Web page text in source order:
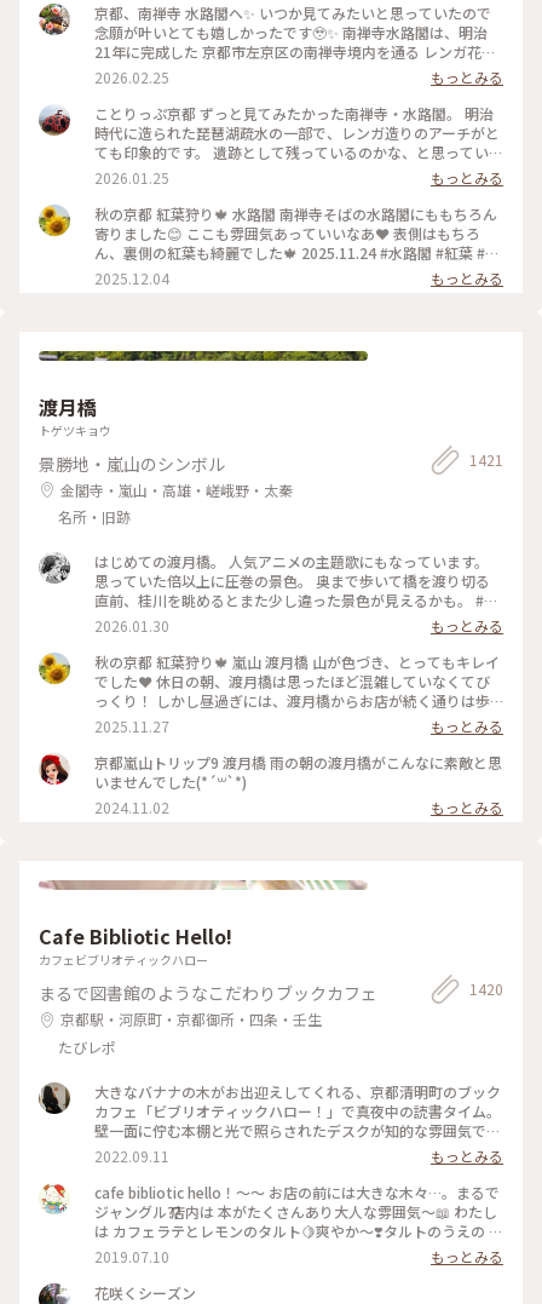
京都、南禅寺 水路閣へ✨ いつか見てみたいと思っていたので
念願が叶いとても嬉しかったです🥹✨ 南禅寺水路閣は、明治
21年に完成した 京都市左京区の南禅寺境内を通る レンガ花崗
岩造りのアーチ型水道橋。 琵琶湖疏水事業の一環として 田辺
朔郎氏が設計しました。 レトロなアーチがとても雰囲気があ
ります✨ 最後の写真は、上から見た写真です😊 帰りは水路横
の道を散策しながら 駅に向かいました👣 #南禅寺水路閣 #京都
#開運旅 #水路閣 #南禅寺
2026.02.25
もっとみる
ことりっぷ京都 ずっと見てみたかった南禅寺・水路閣。 明治
時代に造られた琵琶湖疏水の一部で、レンガ造りのアーチがと
ても印象的です。 遺跡として残っているのかな、と思っていた
のですが水路橋に上がることが出来て、琵琶湖の水が京都に流
れていく水路のすぐ横を歩くことも出来ます。けっこう感動で
した。 #開運旅#京都#南禅寺#水路閣#琵琶湖疏水
2026.01.25
もっとみる
秋の京都 紅葉狩り🍁 水路閣 南禅寺そばの水路閣にももちろん
寄りました😊 ここも雰囲気あっていいなあ❤️ 表側はもちろ
ん、裏側の紅葉も綺麗でした🍁 2025.11.24 #水路閣 #紅葉 #紅
葉狩り #京都 #ことりっぷ #秋の装い
2025.12.04 もっとみる
渡月橋
トゲツキョウ
景勝地・嵐山のシンボル
金閣寺・嵐山・高雄・嵯峨野・太秦
名所・旧跡
1421
はじめての渡月橋。 人気アニメの主題歌にもなっています。
思っていた倍以上に圧巻の景色。 奥まで歩いて橋を渡り切る
直前、桂川を眺めるとまた少し違った景色が見えるかも。 #渡
月橋 #嵐山 #京都旅行 #嵐電 #京都観光
2026.01.30
もっとみる
秋の京都 紅葉狩り🍁 嵐山 渡月橋 山が色づき、とってもキレイ
でした❤️ 休日の朝、渡月橋は思ったほど混雑していなくてび
っくり！ しかし昼過ぎには、渡月橋からお店が続く通りは歩
行者天国になり多くの人でごったがえし、ボート乗り場では長
蛇の列で60分待ちになってました😳 2025.11.23 #渡月橋 #紅
葉 #嵐山 #京都 #ことりっぷ #秋の装い
2025.11.27
もっとみる
京都嵐山トリップ9 渡月橋 雨の朝の渡月橋がこんなに素敵と思
いませんでした(*´꒳`*)
2024.11.02
もっとみる
Cafe Bibliotic Hello!
カフェビブリオティックハロー
まるで図書館のようなこだわりブックカフェ
京都駅・河原町・京都御所・四条・壬生
たびレポ
1420
大きなバナナの木がお出迎えしてくれる、京都清明町のブック
カフェ「ビブリオティックハロー！」で真夜中の読書タイム。
壁一面に佇む本棚と光で照らされたデスクが知的な雰囲気で、
これぞ大人カフェでした。2階に貫けている本棚を見に行く
と、ちょっとスケスケの渡り廊下でスリリング。スイーツもド
リンクも美味しくて、夜遅くまでやっているのも嬉しくて。。
これは出張の度に立ち寄りそうです。築150年以上の町屋をリ
ノベしたというところも見応えあり。観光というよりも、ロー
カルに寄り添っているようで温かい空気も感じました。 #私の
ことりっぷ2022 #Myことりっぷ #京都カフェ #ブックカフ
ェ #読書 #ガトーショコラ #コーヒー
2022.09.11
もっとみる
cafe bibliotic hello！〜〜 お店の前には大きな木々…。まるで
ジャングル⁇ 店内は 本がたくさんあり大人な雰囲気〜📖 わたし
は カフェラテとレモンのタルト🍋爽やか〜❣️タルトのうえの レ
モンのドライフルーツがめちゃくちゃ美味しい❣️ カフェの横で
は パンも販売してます。こちらも魅力的でしたが またの機会
に〜 #京都#カフェ#レモンタルト
2019.07.10
もっとみる
花咲くシーズン